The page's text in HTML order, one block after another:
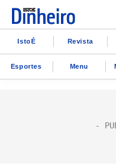
IstoÉ Revista
Esportes Menu